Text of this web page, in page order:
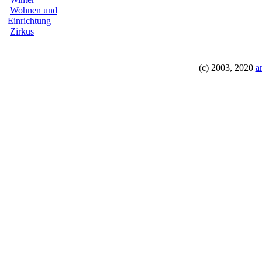
Wohnen und
Einrichtung
Zirkus
(c) 2003, 2020